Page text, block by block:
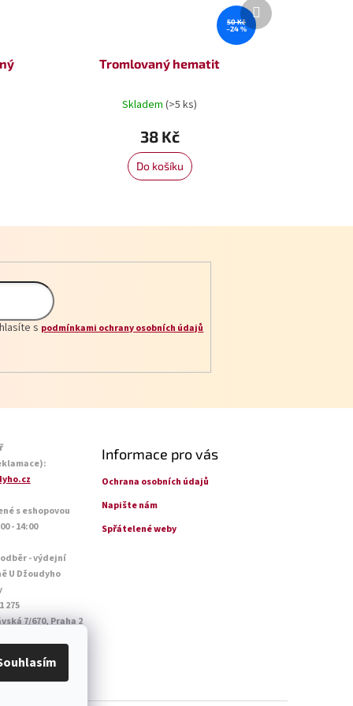
50 Kč
–24 %
Tromlovaný hematit
Skladem(>5 ks)
38 Kč
Do košíku
Další
produkt
s podmínkami ochrany osobních údajů
s eshopovou
- 14:00
- výdejní
U Džoudyho
275
7/670, Praha 2
Informace pro vás
Ochrana osobních údajů
Napište nám
Spřátelené weby